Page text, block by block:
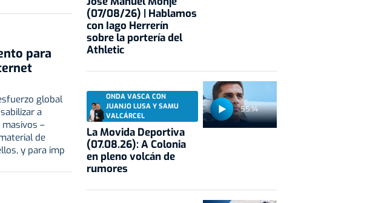
para
global
a
–
de
y para imp
(07/08/26) | Hablamos
con Iago Herrerín
sobre la portería del
Athletic
55:14
ONDA VASCA CON
JUANJO LUSA Y SAMU
VALCÁRCEL
La Movida Deportiva
(07.08.26): A Colonia
en pleno volcán de
rumores